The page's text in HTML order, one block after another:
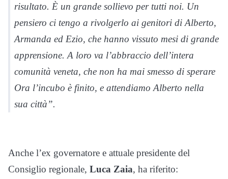
risultato. È un grande sollievo per tutti noi. Un
pensiero ci tengo a rivolgerlo ai genitori di Alberto,
Armanda ed Ezio, che hanno vissuto mesi di grande
apprensione. A loro va l’abbraccio dell’intera
comunità veneta, che non ha mai smesso di sperare
Ora l’incubo è finito, e attendiamo Alberto nella
sua città”.
Anche l’ex governatore e attuale presidente del
Consiglio regionale, Luca Zaia, ha riferito: